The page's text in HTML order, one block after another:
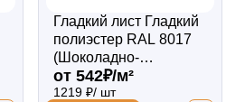
Гладкий лист Гладкий
полиэстер RAL 8017
(Шоколадно-
коричневый)
1800*1250*0,45
от 542₽/м²
1219 ₽/ шт